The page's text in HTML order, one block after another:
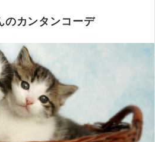
のカンタンコーデ